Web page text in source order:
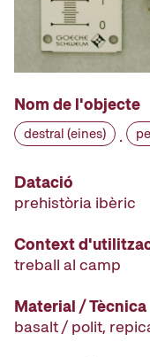
Nom de l'objecte
destral (eines) ·
Datació
prehistòria ibèric
Context
treball al camp
Material / Tècnica
basalt / polit,